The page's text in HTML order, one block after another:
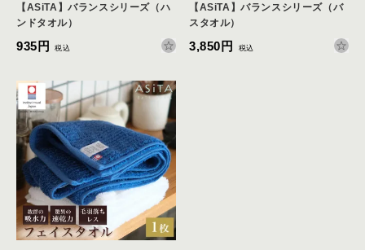
【ASiTA】バランスシリーズ（ハ
ンドタオル）
935円 税込
【ASiTA】バランスシリーズ（バ
スタオル）
3,850円 税込